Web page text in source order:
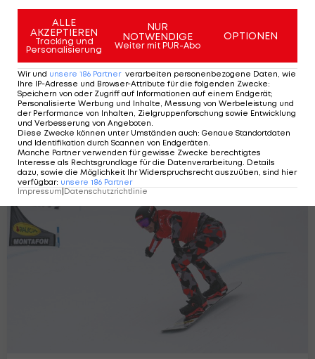
Snowboard-Cross: Kein Podestplatz für
Österreich im Montafon
Snowboard
ALLE
AKZEPTIEREN
Tracking und
Personalisierung
NUR
NOTWENDIGE
Weiter mit PUR-Abo
OPTIONEN
Wir und unsere 186 Partner verarbeiten personenbezogene Daten, wie
Ihre IP-Adresse und Browser-Attribute für die folgenden Zwecke:
Speichern von oder Zugriff auf Informationen auf einem Endgerät;
Personalisierte Werbung und Inhalte, Messung von Werbeleistung und
der Performance von Inhalten, Zielgruppenforschung sowie Entwicklung
und Verbesserung von Angeboten
Diese Zwecke können unter Umständen auch: Genaue Standortdaten
und Identifikation durch Scannen von Endgeräten
Manche Partner verwenden für gewisse Zwecke berechtigtes
Interesse als Rechtsgrundlage für die Datenverarbeitung. Details
dazu, sowie die Möglichkeit Ihr Widerspruchsrecht auszuüben, sind hier
verfügbar: unsere 186 Partner
Impressum|Datenschutzrichtlinie